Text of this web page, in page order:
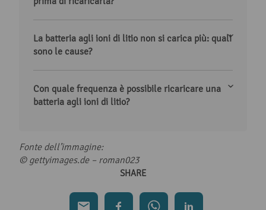
La batteria agli ioni di litio non si carica più: quali
sono le cause?
Con quale frequenza è possibile ricaricare una
batteria agli ioni di litio?
Fonte dell’immagine:
© gettyimages.de – roman023
SHARE